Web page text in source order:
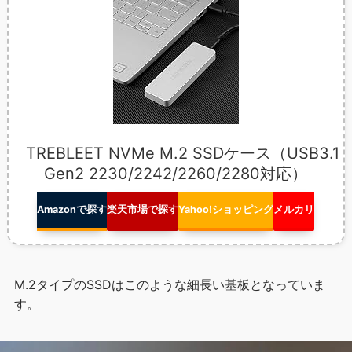
TREBLEET NVMe M.2 SSDケース（USB3.1
Gen2 2230/2242/2260/2280対応）
Amazonで探す楽天市場で探すYahoo!ショッピング メルカリ
M.2タイプのSSDはこのような細長い基板となっていま
す。